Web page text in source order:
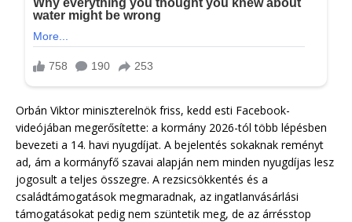
Orbán Viktor miniszterelnök friss, kedd esti Facebook-
videójában megerősítette: a kormány 2026-tól több lépésben
bevezeti a 14. havi nyugdíjat. A bejelentés sokaknak reményt
ad, ám a kormányfő szavai alapján nem minden nyugdíjas lesz
jogosult a teljes összegre. A rezsicsökkentés és a
családtámogatások megmaradnak, az ingatlanvásárlási
támogatásokat pedig nem szüntetik meg, de az árrésstop